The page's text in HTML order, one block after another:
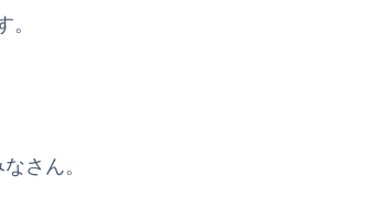
さん。